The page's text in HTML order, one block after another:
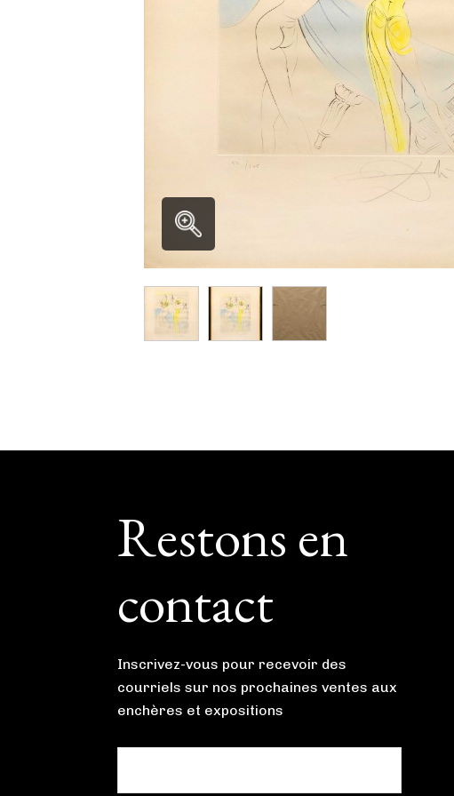
FooterRestons en
contact
Inscrivez-vous pour recevoir des
courriels sur nos prochaines ventes aux
enchères et expositions